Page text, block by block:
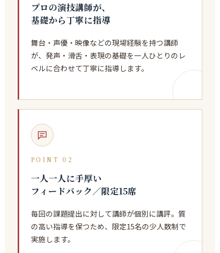
プロの演技講師が、
基礎から丁寧に指導
舞台・声優・映像などの現場経験を持つ講師
が、発声・滑舌・表現の基礎を一人ひとりのレ
ベルに合わせて丁寧に指導します。
POINT 02
一人一人に手厚い
フィードバック／限定15席
毎回の課題提出に対して講師が個別に講評。質
の高い指導を保つため、限定15名の少人数制で
実施します。